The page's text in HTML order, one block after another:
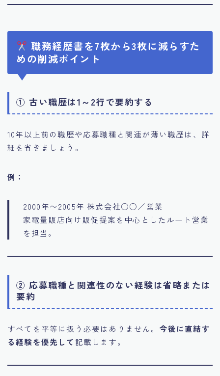
職務経歴書を7枚から3枚に減らすた
めの削減ポイント
① 古い職歴は1～2行で要約する
10年以上前の職歴や応募職種と関連が薄い職歴は、詳
細を省きましょう。
例：
2000年〜2005年 株式会社○○／営業
家電量販店向け販促提案を中心としたルート営業
を担当。
② 応募職種と関連性のない経験は省略または
要約
すべてを平等に扱う必要はありません。 今後に直結す
る経験を優先して 記載します。